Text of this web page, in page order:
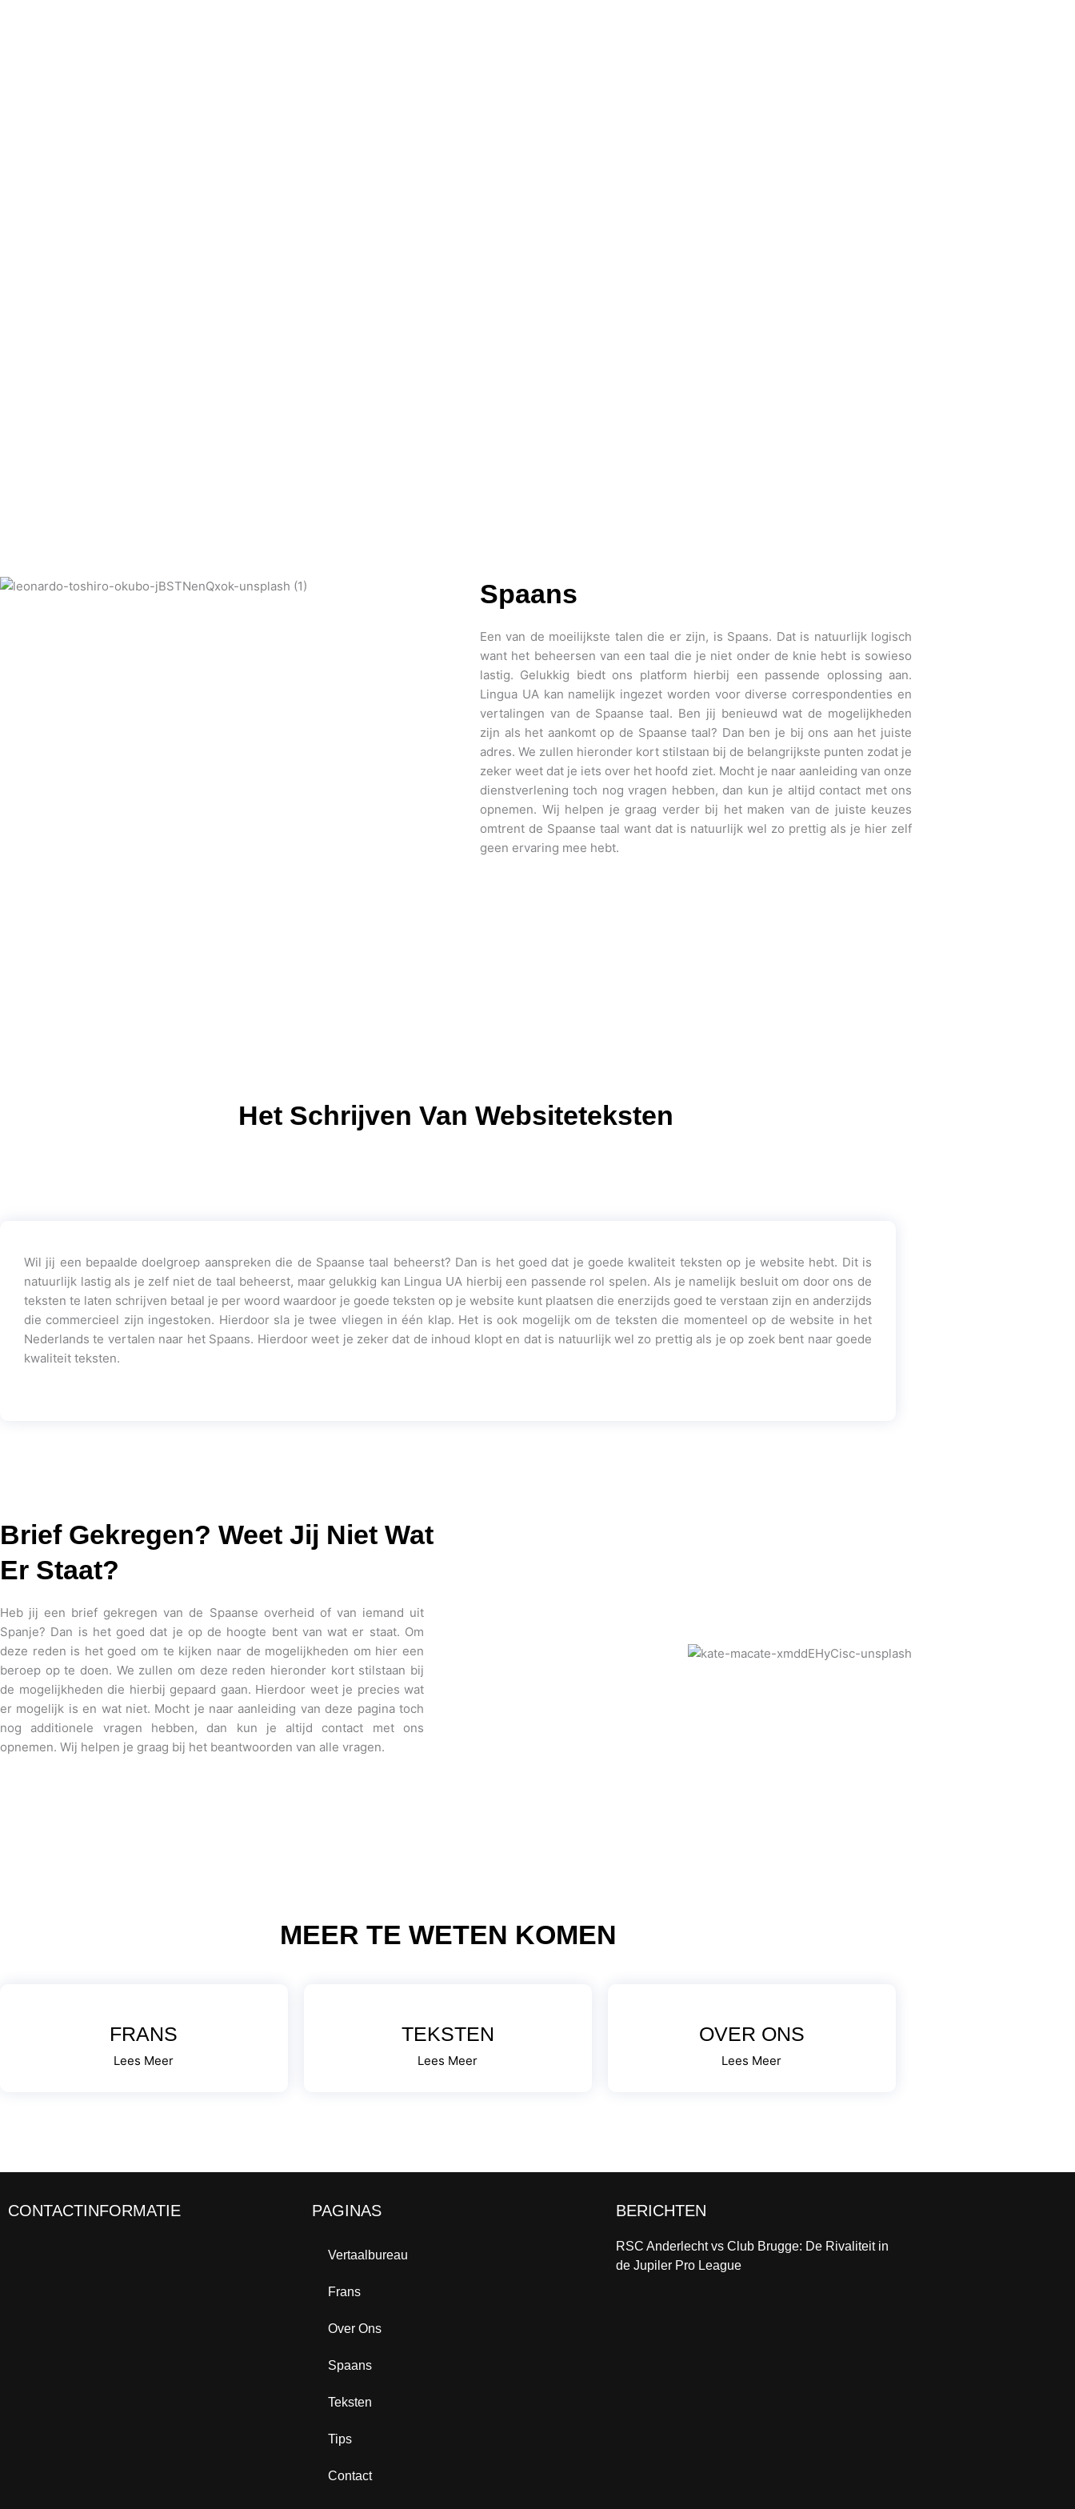
Spaans
Een van de moeilijkste talen die er zijn, is Spaans. Dat is natuurlijk logisch
want het beheersen van een taal die je niet onder de knie hebt is sowieso
lastig. Gelukkig biedt ons platform hierbij een passende oplossing aan.
Lingua UA kan namelijk ingezet worden voor diverse correspondenties en
vertalingen van de Spaanse taal. Ben jij benieuwd wat de mogelijkheden
zijn als het aankomt op de Spaanse taal? Dan ben je bij ons aan het juiste
adres. We zullen hieronder kort stilstaan bij de belangrijkste punten zodat je
zeker weet dat je iets over het hoofd ziet. Mocht je naar aanleiding van onze
dienstverlening toch nog vragen hebben, dan kun je altijd contact met ons
opnemen. Wij helpen je graag verder bij het maken van de juiste keuzes
omtrent de Spaanse taal want dat is natuurlijk wel zo prettig als je hier zelf
geen ervaring mee hebt.
Het Schrijven Van Websiteteksten
Wil jij een bepaalde doelgroep aanspreken die de Spaanse taal beheerst? Dan is het goed dat je goede kwaliteit teksten op je website hebt. Dit is
natuurlijk lastig als je zelf niet de taal beheerst, maar gelukkig kan Lingua UA hierbij een passende rol spelen. Als je namelijk besluit om door ons de
teksten te laten schrijven betaal je per woord waardoor je goede teksten op je website kunt plaatsen die enerzijds goed te verstaan zijn en anderzijds
die commercieel zijn ingestoken. Hierdoor sla je twee vliegen in één klap. Het is ook mogelijk om de teksten die momenteel op de website in het
Nederlands te vertalen naar het Spaans. Hierdoor weet je zeker dat de inhoud klopt en dat is natuurlijk wel zo prettig als je op zoek bent naar goede
kwaliteit teksten.
Brief Gekregen? Weet Jij Niet Wat
Er Staat?
Heb jij een brief gekregen van de Spaanse overheid of van iemand uit
Spanje? Dan is het goed dat je op de hoogte bent van wat er staat. Om
deze reden is het goed om te kijken naar de mogelijkheden om hier een
beroep op te doen. We zullen om deze reden hieronder kort stilstaan bij
de mogelijkheden die hierbij gepaard gaan. Hierdoor weet je precies wat
er mogelijk is en wat niet. Mocht je naar aanleiding van deze pagina toch
nog additionele vragen hebben, dan kun je altijd contact met ons
opnemen. Wij helpen je graag bij het beantwoorden van alle vragen.
MEER TE WETEN KOMEN
FRANS
Lees Meer
TEKSTEN
Lees Meer
OVER ONS
Lees Meer
CONTACTINFORMATIE PAGINAS
Vertaalbureau
Frans
Over Ons
Spaans
Teksten
Tips
Contact
BERICHTEN
RSC Anderlecht vs Club Brugge: De Rivaliteit in
de Jupiler Pro League